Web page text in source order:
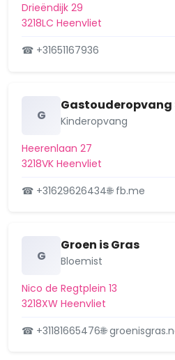
Drieëndijk 29
3218LC Heenvliet
☎ +31651167936
G
Gastouderopvang
Kinderopvang
Heerenlaan 27
3218VK Heenvliet
☎ +31629626434🌐 fb.me
G
Groen is Gras
Bloemist
Nico de Regtplein 13
3218XW Heenvliet
☎ +31181665476🌐